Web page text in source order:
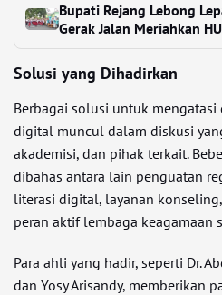
Bupati Rejang Lebong
Gerak Jalan Meriahkan
Solusi yang Dihadirkan
Berbagai solusi untuk
digital muncul dalam diskusi
akademisi, dan pihak terkait.
dibahas antara lain penguatan
literasi digital, layanan
peran aktif lembaga keagamaan
Para ahli yang hadir, seperti Dr.
dan Yosy Arisandy, memberikan